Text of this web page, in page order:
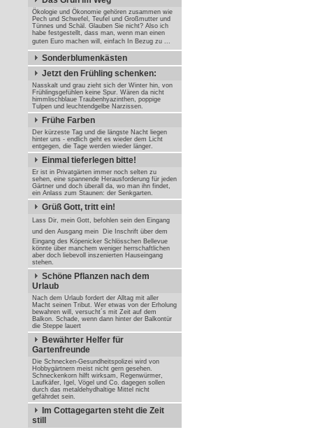
Ökologie und Ökonomie gehören zusammen wie
Pech und Schwefel, Teufel und Großmutter und
Tünnes und Schäl. Glauben Sie nicht? Also ich
habe festgestellt, dass man, wenn man einen
guten Euro machen will, einfach In Bezug zu ...
Sonderblumenkästen
Jetzt den Frühling schenken:
Nasskalt und grau zieht sich der Winter hin, von
Frühlingsgefühlen keine Spur. Wären da nicht
himmlischblaue Traubenhyazinthen, poppige
Tulpen und leuchtendgelbe Narzissen.
Frühe Farben
Der kürzeste Tag und die längste Nacht liegen
hinter uns - endlich geht es wieder dem Licht
entgegen, die Tage werden wieder länger.
Einmal tieferlegen bitte!
Er ist in Privatgärten immer noch selten zu
sehen, eine spannende Herausforderung für jeden
Gärtner und doch überall da, wo man ihn findet,
ein Anlass zum Staunen: der Senkgarten.
Grüß Gott, tritt ein!
Lass Dir, mein Gott, befohlen sein den Eingang
und den Ausgang mein  Die Inschrift über dem
Eingang des Köpenicker Schlösschen Bellevue
könnte über manchem weniger herrschaftlichen
aber doch liebevoll inszenierten Hauseingang
stehen.
Schöne Pflanzen nach dem
Urlaub
Nach dem Urlaub fordert der Alltag mit aller
Macht seinen Tribut. Wer etwas von der Erholung
bewahren will, versucht´s mit Zeit auf dem
Balkon. Schade, wenn dann hinter der Balkontür
die Steppe lauert
Bewährter Helfer für
Gartenfreunde
Die Schnecken-Gesundheitspolizei wird von
Hobbygärtnern meist nicht gern gesehen.
Schneckenkorn hilft wirksam, Regenwürmer,
Laufkäfer, Igel, Vögel und Co. dagegen sollen
durch das metaldehydhaltige Mittel nicht
gefährdet sein.
Im Cottagegarten steht die Zeit
still